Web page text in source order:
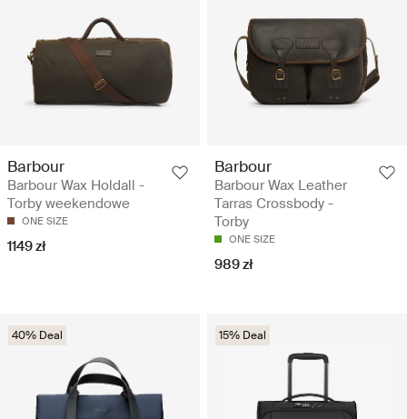
Barbour
Barbour Wax Holdall -
Torby weekendowe
ONE SIZE
1149 zł
Barbour
Barbour Wax Leather
Tarras Crossbody -
Torby
ONE SIZE
989 zł
40% Deal 15% Deal